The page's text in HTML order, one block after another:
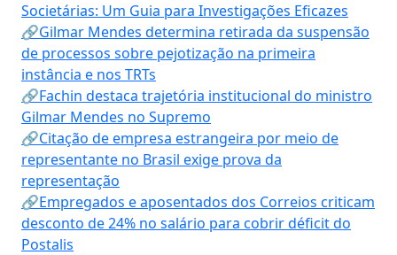
Societárias: Um Guia para Investigações Eficazes
🔗Gilmar Mendes determina retirada da suspensão
de processos sobre pejotização na primeira
instância e nos TRTs
🔗Fachin destaca trajetória institucional do ministro
Gilmar Mendes no Supremo
🔗Citação de empresa estrangeira por meio de
representante no Brasil exige prova da
representação
🔗Empregados e aposentados dos Correios criticam
desconto de 24% no salário para cobrir déficit do
Postalis